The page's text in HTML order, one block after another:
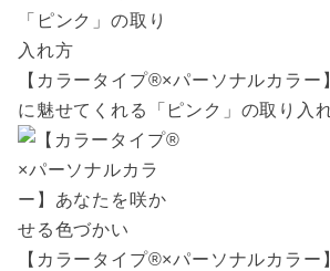
【カラータイプ®×パーソナルカラ
に魅せてくれる「ピンク」の取り入
【カラータイプ®×パーソナルカラー